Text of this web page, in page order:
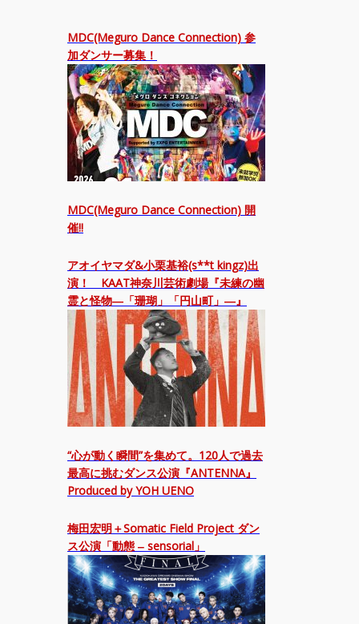
MDC(Meguro Dance Connection) 参
加ダンサー募集！
MDC(Meguro Dance Connection) 開
催!!
アオイヤマダ&小栗基裕(s**t kingz)出
演！ KAAT神奈川芸術劇場『未練の幽
霊と怪物―「珊瑚」「円山町」―』
“心が動く瞬間”を集めて。120人で過去
最高に挑むダンス公演『ANTENNA』
Produced by YOH UENO
梅田宏明＋Somatic Field Project ダン
ス公演「動態 ‒ sensorial」